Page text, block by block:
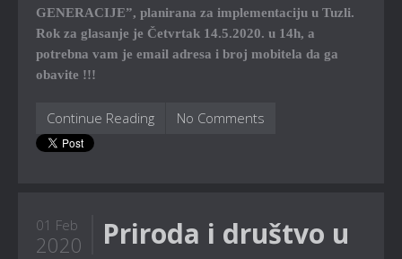
GENERACIJE”, planirana za implementaciju u Tuzli.
Rok za glasanje je Četvrtak 14.5.2020. u 14h, a
potrebna vam je email adresa i broj mobitela da ga
obavite !!!
Continue Reading No Comments
01 Feb
2020
Priroda i društvo u